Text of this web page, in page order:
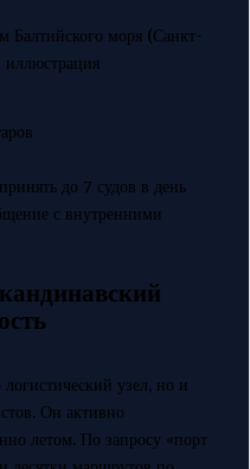
до 7 судов в день
с внутренними
узел, но и
Он активно
летом. По запросу «порт